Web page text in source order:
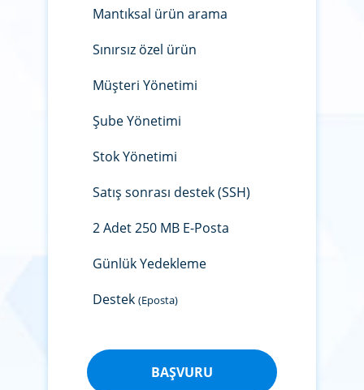
Mantıksal ürün arama
Sınırsız özel ürün
Müşteri Yönetimi
Şube Yönetimi
Stok Yönetimi
Satış sonrası destek (SSH)
2 Adet 250 MB E-Posta
Günlük Yedekleme
Destek (Eposta)
BAŞVURU